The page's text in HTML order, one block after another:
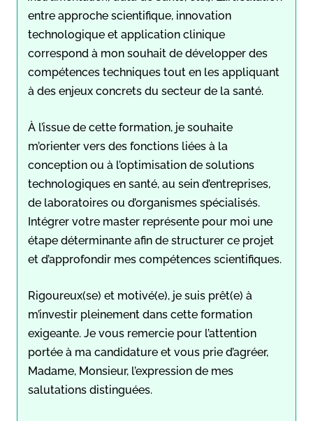
entre approche scientifique, innovation
technologique et application clinique
correspond à mon souhait de développer des
compétences techniques tout en les appliquant
à des enjeux concrets du secteur de la santé.
À l’issue de cette formation, je souhaite
m’orienter vers des fonctions liées à la
conception ou à l’optimisation de solutions
technologiques en santé, au sein d’entreprises,
de laboratoires ou d’organismes spécialisés.
Intégrer votre master représente pour moi une
étape déterminante afin de structurer ce projet
et d’approfondir mes compétences scientifiques.
Rigoureux(se) et motivé(e), je suis prêt(e) à
m’investir pleinement dans cette formation
exigeante. Je vous remercie pour l’attention
portée à ma candidature et vous prie d’agréer,
Madame, Monsieur, l’expression de mes
salutations distinguées.